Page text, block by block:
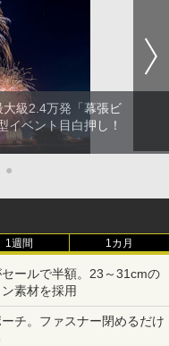
級2.4万発「幕張ビ
イベント目白押し！
●
1週間 1カ月
ールで半額。23～31cmの
素材を採用
チ。ファスナー閉めるだけ